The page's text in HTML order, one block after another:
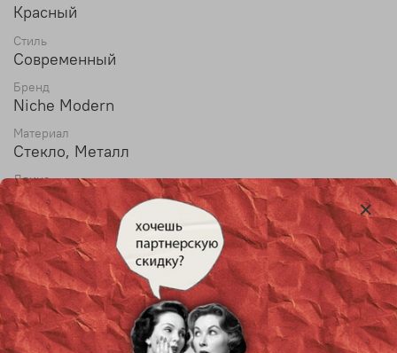
Красный
Стиль
Современный
Бренд
Niche Modern
Материал
Стекло, Металл
Длина
26,5 см
Высота
25,5 см
Max высота
150 см
Тип лампы
G19